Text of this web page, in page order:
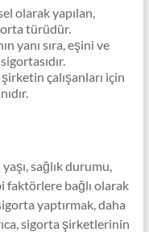
olarak yapılan,
türüdür.
yanı sıra, eşini ve
çalışanları için
sağlık durumu,
faktörlere bağlı olarak
yaptırmak, daha
sigorta şirketlerinin